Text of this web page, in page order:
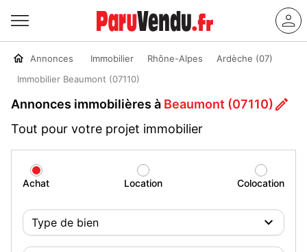
Annonces Immobilier Rhône-Alpes
Ardèche (07)
Immobilier Beaumont (07110)
Annonces immobilières à Beaumont (07110)
Tout pour votre projet immobilier
Achat Location Colocation